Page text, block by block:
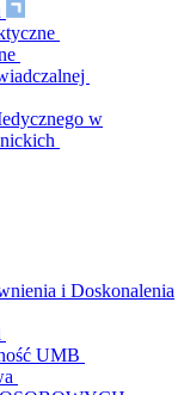
w
i Doskonalenia
UMB